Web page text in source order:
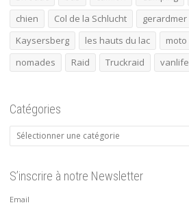
chien
Col de la Schlucht gerardmer
Kaysersberg
les hauts du lac moto
nomades
Raid Truckraid vanlife
Catégories
Catégories
S’inscrire à notre Newsletter
Email